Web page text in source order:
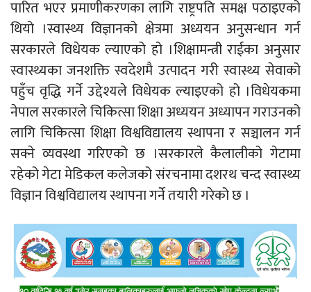
पारित भएर प्रमाणीकरणका लागि राष्ट्रपति समक्ष पठाइएको
थियो ।स्वास्थ्य विज्ञानको क्षेत्रमा अध्ययन अनुसन्धान गर्न
सरकारले विधेयक ल्याएको हो ।शिक्षामन्त्री राईका अनुसार
स्वास्थ्यका जनशक्ति स्वदेशमै उत्पादन गरी स्वास्थ्य सेवाको
पहुँच वृद्धि गर्ने उद्देश्यले विधेयक ल्याइएको हो ।विधेयकमा
नेपाल सरकारले चिकित्सा शिक्षा अध्ययन अध्यापन गराउनको
लागि चिकित्सा शिक्षा विश्वविद्यालय स्थापना र सञ्चालन गर्न
सक्ने व्यवस्था गरिएको छ ।सरकारले कैलालीको गेटामा
रहेको गेटा मेडिकल कलेजको संरचनामा दशरथ चन्द स्वास्थ्य
विज्ञान विश्वविद्यालय स्थापना गर्ने तयारी गरेको छ ।